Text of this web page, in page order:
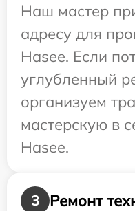
Наш мастер
адресу для
Hasee. Если
углубленный
организуем
мастерскую в
Hasee.
3
Ремонт